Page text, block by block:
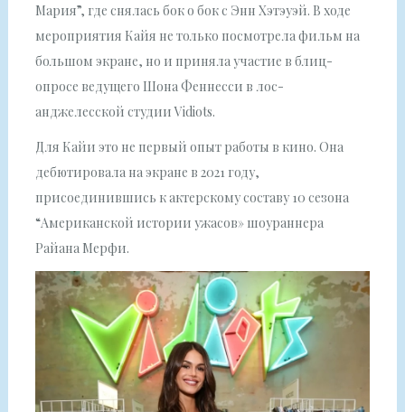
Мария”, где снялась бок о бок с Энн Хэтэуэй. В ходе
мероприятия Кайя не только посмотрела фильм на
большом экране, но и приняла участие в блиц-
опросе ведущего Шона Феннесси в лос-
анджелесской студии Vidiots.
Для Кайи это не первый опыт работы в кино. Она
дебютировала на экране в 2021 году,
присоединившись к актерскому составу 10 сезона
“Американской истории ужасов» шоураннера
Райана Мерфи.